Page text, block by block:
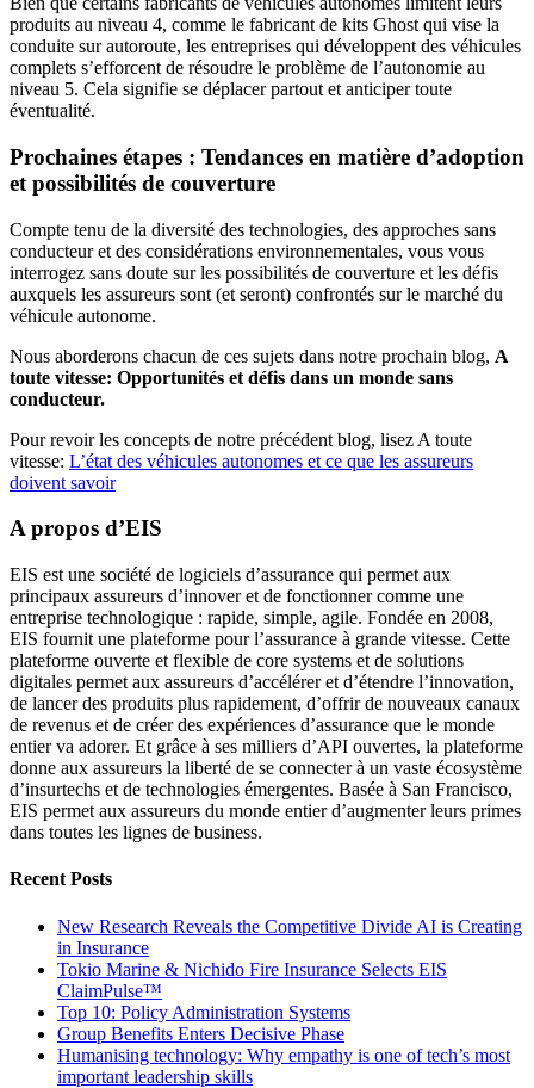
produits au niveau 4, comme le fabricant de kits Ghost qui vise la
conduite sur autoroute, les entreprises qui développent des véhicules
complets s’efforcent de résoudre le problème de l’autonomie au
niveau 5. Cela signifie se déplacer partout et anticiper toute
éventualité.
Prochaines étapes : Tendances en matière d’adoption
et possibilités de couverture
Compte tenu de la diversité des technologies, des approches sans
conducteur et des considérations environnementales, vous vous
interrogez sans doute sur les possibilités de couverture et les défis
auxquels les assureurs sont (et seront) confrontés sur le marché du
véhicule autonome.
Nous aborderons chacun de ces sujets dans notre prochain blog, A
toute vitesse: Opportunités et défis dans un monde sans
conducteur.
Pour revoir les concepts de notre précédent blog, lisez A toute
vitesse: L’état des véhicules autonomes et ce que les assureurs
doivent savoir
A propos d’EIS
EIS est une société de logiciels d’assurance qui permet aux
principaux assureurs d’innover et de fonctionner comme une
entreprise technologique : rapide, simple, agile. Fondée en 2008,
EIS fournit une plateforme pour l’assurance à grande vitesse. Cette
plateforme ouverte et flexible de core systems et de solutions
digitales permet aux assureurs d’accélérer et d’étendre l’innovation,
de lancer des produits plus rapidement, d’offrir de nouveaux canaux
de revenus et de créer des expériences d’assurance que le monde
entier va adorer. Et grâce à ses milliers d’API ouvertes, la plateforme
donne aux assureurs la liberté de se connecter à un vaste écosystème
d’insurtechs et de technologies émergentes. Basée à San Francisco,
EIS permet aux assureurs du monde entier d’augmenter leurs primes
dans toutes les lignes de business.
Recent Posts
New Research Reveals the Competitive Divide AI is Creating
in Insurance
Tokio Marine & Nichido Fire Insurance Selects EIS
ClaimPulse™
Top 10: Policy Administration Systems
Group Benefits Enters Decisive Phase
Humanising technology: Why empathy is one of tech’s most
important leadership skills